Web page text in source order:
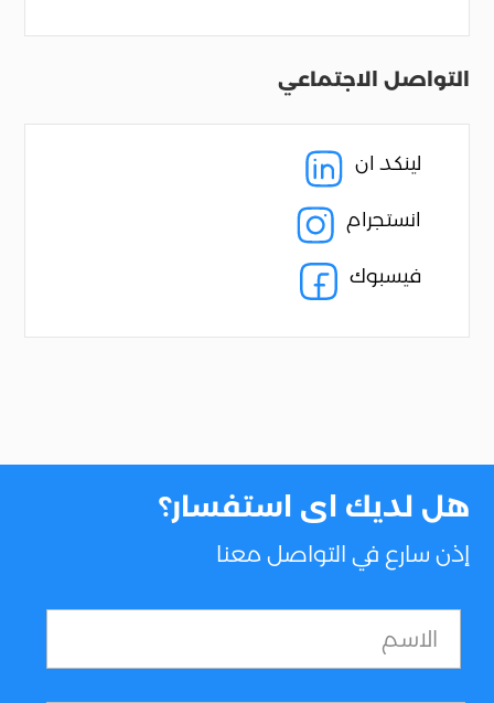
التواصل الاجتماعي
لينكد ان
انستجرام
فيسبوك
هل لديك اى استفسار؟
إذن سارع في التواصل معنا